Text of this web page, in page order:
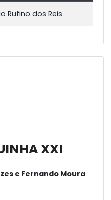
Rufino dos Reis
XXI
e Fernando Moura